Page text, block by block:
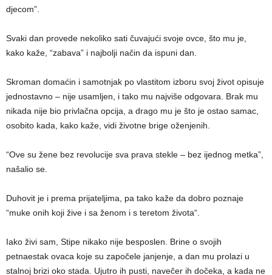
djecom”.
Svaki dan provede nekoliko sati čuvajući svoje ovce, što mu je,
kako kaže, “zabava” i najbolji način da ispuni dan.
Skroman domaćin i samotnjak po vlastitom izboru svoj život opisuje
jednostavno – nije usamljen, i tako mu najviše odgovara. Brak mu
nikada nije bio privlačna opcija, a drago mu je što je ostao samac,
osobito kada, kako kaže, vidi životne brige oženjenih.
“Ove su žene bez revolucije sva prava stekle – bez ijednog metka”,
našalio se.
Duhovit je i prema prijateljima, pa tako kaže da dobro poznaje
“muke onih koji žive i sa ženom i s teretom života“.
Iako živi sam, Stipe nikako nije besposlen. Brine o svojih
petnaestak ovaca koje su započele janjenje, a dan mu prolazi u
stalnoj brizi oko stada. Ujutro ih pusti, navečer ih dočeka, a kada ne